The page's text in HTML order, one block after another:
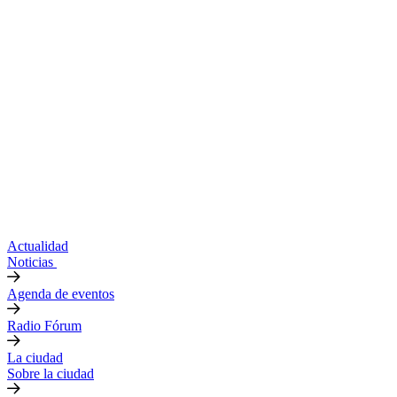
Actualidad
Noticias
Agenda de eventos
Radio Fórum
La ciudad
Sobre la ciudad